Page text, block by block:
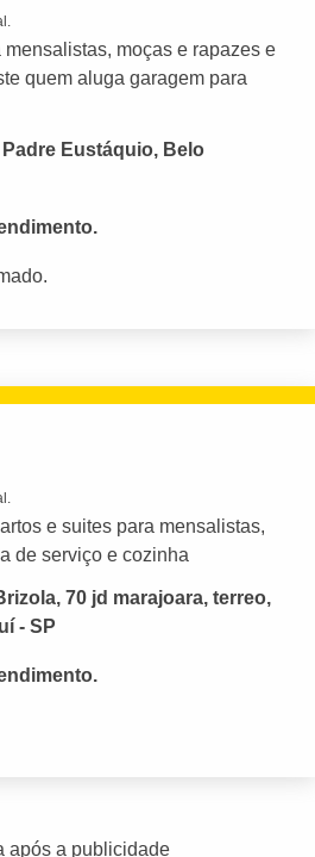
moças e rapazes e
quem aluga garagem para
Padre Eustáquio, Belo
e suites para mensalistas,
de serviço e cozinha
70 jd marajoara, terreo,
- SP
após a publicidade